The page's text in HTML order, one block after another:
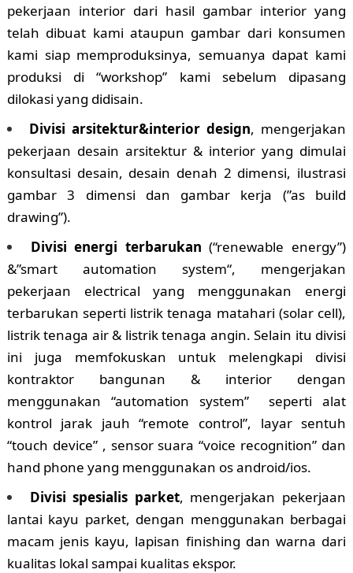
pekerjaan interior dari hasil gambar interior yang
telah dibuat kami ataupun gambar dari konsumen
kami siap memproduksinya, semuanya dapat kami
produksi di “workshop” kami sebelum dipasang
dilokasi yang didisain.
Divisi arsitektur&interior design, mengerjakan
pekerjaan desain arsitektur & interior yang dimulai
konsultasi desain, desain denah 2 dimensi, ilustrasi
gambar 3 dimensi dan gambar kerja (”as build
drawing”).
Divisi energi terbarukan (“renewable energy”)
&”smart automation system“, mengerjakan
pekerjaan electrical yang menggunakan energi
terbarukan seperti listrik tenaga matahari (solar cell),
listrik tenaga air & listrik tenaga angin. Selain itu divisi
ini juga memfokuskan untuk melengkapi divisi
kontraktor bangunan & interior dengan
menggunakan “automation system” seperti alat
kontrol jarak jauh “remote control”, layar sentuh
“touch device” , sensor suara “voice recognition” dan
hand phone yang menggunakan os android/ios.
Divisi spesialis parket, mengerjakan pekerjaan
lantai kayu parket, dengan menggunakan berbagai
macam jenis kayu, lapisan finishing dan warna dari
kualitas lokal sampai kualitas ekspor.